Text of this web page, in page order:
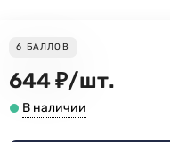
6 БАЛЛОВ
644₽/шт.
В наличии